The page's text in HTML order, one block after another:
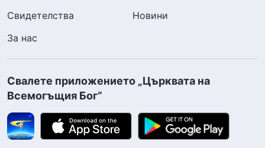
Свидетелства
Новини
За нас
Свалете приложението „Църквата на
Всемогъщия Бог“